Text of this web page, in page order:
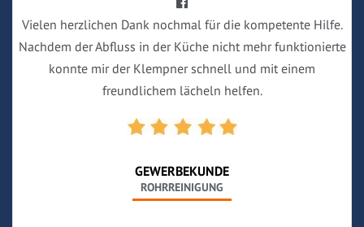
Vielen herzlichen Dank nochmal für die kompetente Hilfe.
Nachdem der Abfluss in der Küche nicht mehr funktionierte
konnte mir der Klempner schnell und mit einem
freundlichem lächeln helfen.
GEWERBEKUNDE
ROHRREINIGUNG